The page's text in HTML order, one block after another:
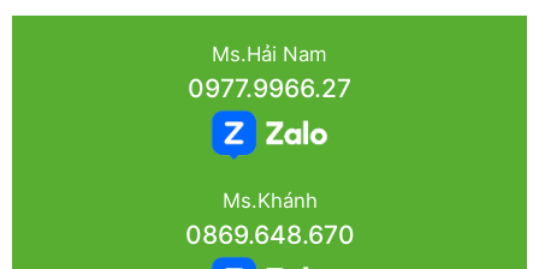
Ms.Hải Nam
0977.9966.27
Ms.Khánh
0869.648.670